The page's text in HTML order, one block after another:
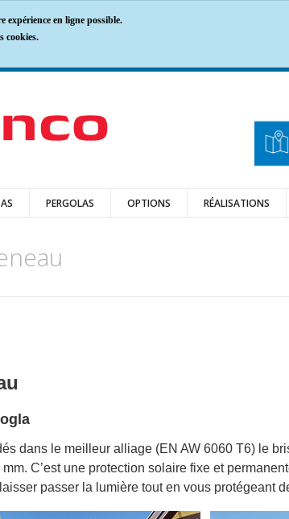
en ligne possible.
cookies.
PERGOLAS OPTIONS RÉALISATIONS
dans le meilleur alliage (EN AW 6060 T6) le
C’est une protection solaire fixe et
passer la lumière tout en vous protégeant